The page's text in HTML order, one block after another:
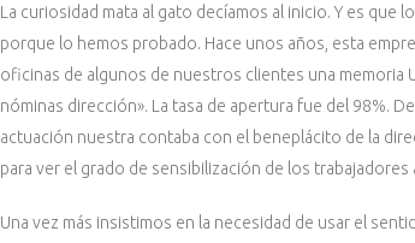
La curiosidad mata al gato decíamos al inicio. Y es que
porque lo hemos probado. Hace unos años, esta
oficinas de algunos de nuestros clientes una memoria
nóminas dirección». La tasa de apertura fue del 98%.
actuación nuestra contaba con el beneplácito de la
para ver el grado de sensibilización de los
Una vez más insistimos en la necesidad de usar el